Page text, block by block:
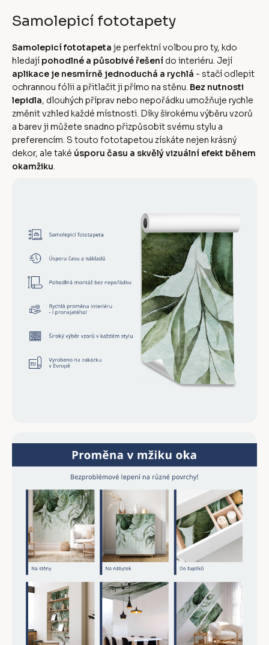
Samolepicí fototapety
Samolepicí fototapeta je perfektní volbou pro ty, kdo
hledají pohodlné a působivé řešení do interiéru. Její
aplikace je nesmírně jednoduchá a rychlá - stačí odlepit
ochrannou fólii a přitlačit ji přímo na stěnu. Bez nutnosti
lepidla, dlouhých příprav nebo nepořádku umožňuje rychle
změnit vzhled každé místnosti. Díky širokému výběru vzorů
a barev ji můžete snadno přizpůsobit svému stylu a
preferencím. S touto fototapetou získáte nejen krásný
dekor, ale také úsporu času a skvělý vizuální efekt během
okamžiku.